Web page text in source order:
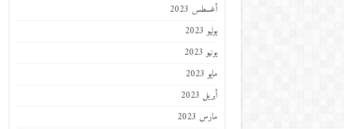
أغسطس 2023
يوليو 2023
يونيو 2023
مايو 2023
أبريل 2023
مارس 2023